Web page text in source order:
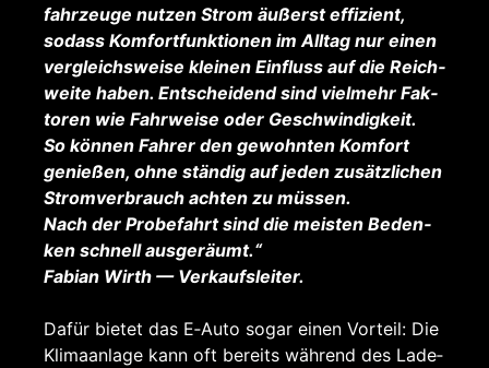
fahr­zeu­ge nut­zen Strom äußerst effi­zi­ent,
sodass Kom­fort­funk­tio­nen im All­tag nur einen
ver­gleichs­wei­se klei­nen Ein­fluss auf die Reich­
wei­te haben. Ent­schei­dend sind viel­mehr Fak­
to­ren wie Fahr­wei­se oder Geschwin­dig­keit.
So kön­nen Fah­rer den gewohn­ten Kom­fort
genie­ßen, ohne stän­dig auf jeden zusätz­li­chen
Strom­ver­brauch ach­ten zu müs­sen.
Nach der Pro­be­fahrt sind die meis­ten Beden­
ken schnell aus­ge­räumt.“
Fabi­an Wirth — Ver­kaufs­lei­ter.
Dafür bie­tet das E‑Auto sogar einen Vor­teil: Die
Kli­ma­an­la­ge kann oft bereits wäh­rend des Lade­